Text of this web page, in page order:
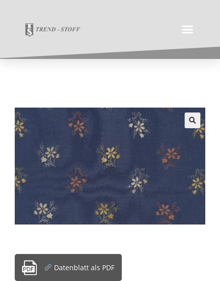
Datenblatt als PDF